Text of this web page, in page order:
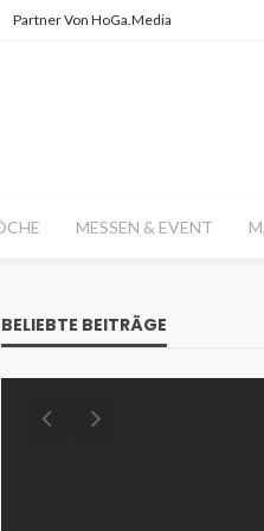
Partner Von HoGa.Media
MESSEN & EVENT
BELIEBTE BEITRÄGE